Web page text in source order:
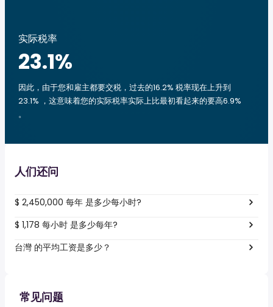
实际税率
23.1%
因此，由于您和雇主都要交税，过去的16.2% 税率现在上升到
23.1% ，这意味着您的实际税率实际上比最初看起来的要高6.9%
。
人们还问
$ 2,450,000 每年 是多少每小时?
$ 1,178 每小时 是多少每年?
台灣 的平均工资是多少？
常见问题